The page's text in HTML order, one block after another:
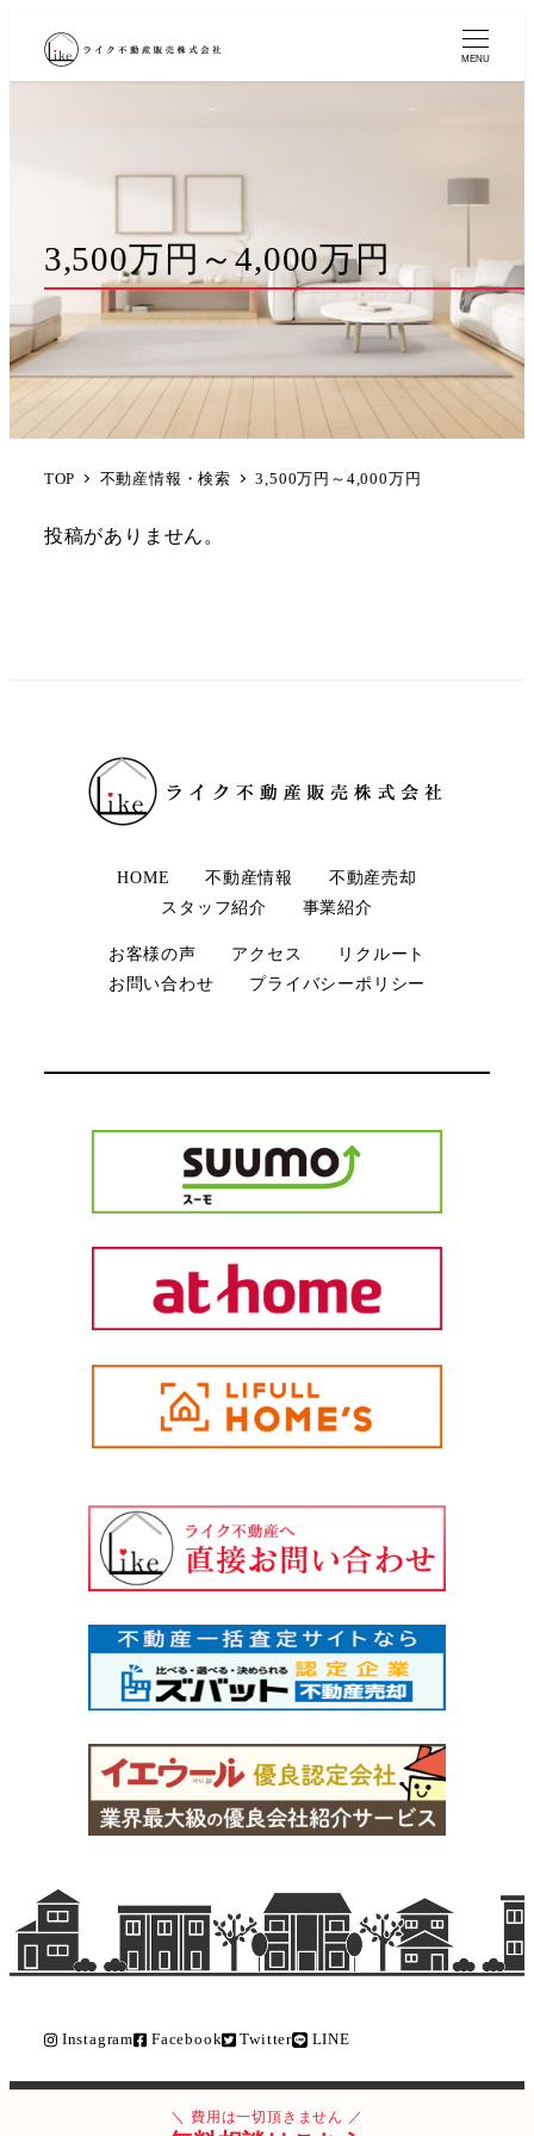
MENU
3,500万円～4,000万円
TOP 不動産情報・検索 3,500万円～4,000万円
投稿がありません。
HOME 不動産情報
不動産売却
スタッフ紹介
事業紹介
お客様の声 アクセス
リクルート
お問い合わせ
プライバシーポリシー
Instagram Facebook Twitter LINE
Copyright © ライク不動産販売 All Rights Reserved.
費用は一切頂きません